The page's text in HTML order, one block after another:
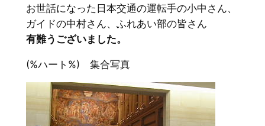
お世話になった日本交通の運転手の小中さん、
ガイドの中村さん、ふれあい部の皆さん
有難うございました。
(%ハート%) 集合写真